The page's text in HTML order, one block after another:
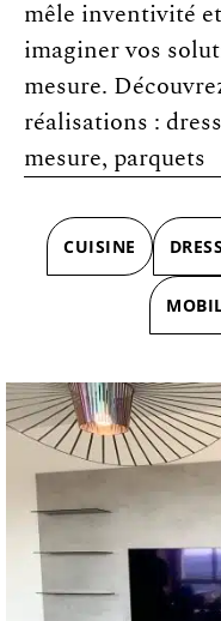
mêle inventivité
imaginer vos
mesure.
réalisations :
mesure, parquets
CUISINE